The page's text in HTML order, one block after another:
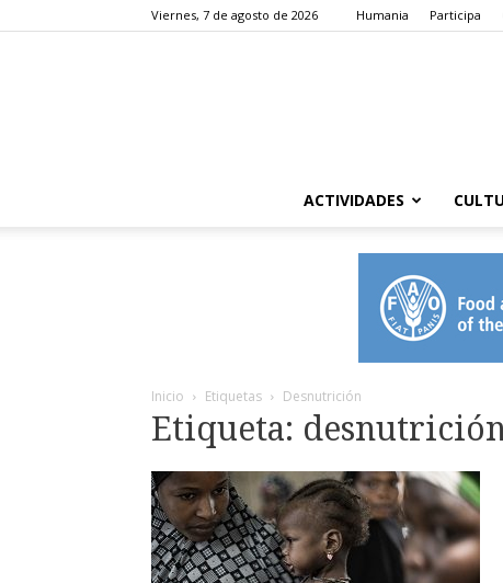
Viernes, 7 de agosto de 2026 Humania Participa
ACTIVIDADES
Inicio Etiquetas Desnutrición
Etiqueta: